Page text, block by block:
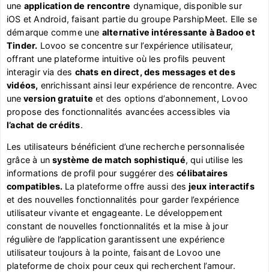
une application de rencontre dynamique, disponible sur
iOS et Android, faisant partie du groupe ParshipMeet. Elle se
démarque comme une alternative intéressante à Badoo et
Tinder. Lovoo se concentre sur l’expérience utilisateur,
offrant une plateforme intuitive où les profils peuvent
interagir via des chats en direct, des messages et des
vidéos, enrichissant ainsi leur expérience de rencontre. Avec
une version gratuite et des options d’abonnement, Lovoo
propose des fonctionnalités avancées accessibles via
l’achat de crédits.
Les utilisateurs bénéficient d’une recherche personnalisée
grâce à unsystème de match sophistiqué, qui utilise les
informations de profil pour suggérer descélibataires
compatibles. La plateforme offre aussi des jeux interactifs
et des nouvelles fonctionnalités pour garder l’expérience
utilisateur vivante et engageante. Le développement
constant de nouvelles fonctionnalités et la mise à jour
régulière de l’application garantissent une expérience
utilisateur toujours à la pointe, faisant de Lovoo une
plateforme de choix pour ceux qui recherchent l’amour.